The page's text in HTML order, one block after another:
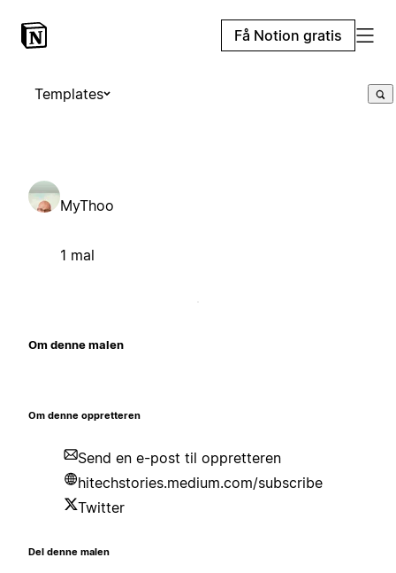
Få Notion gratis
Templates
MyThoo
1 mal
Om denne malen
Om denne oppretteren
Send en e-post til oppretteren
hitechstories.medium.com/subscribe
Twitter
Del denne malen